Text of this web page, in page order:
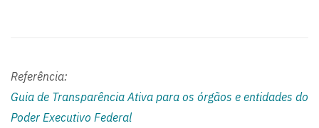
Referência:
Guia de Transparência Ativa para os órgãos e entidades do
Poder Executivo Federal